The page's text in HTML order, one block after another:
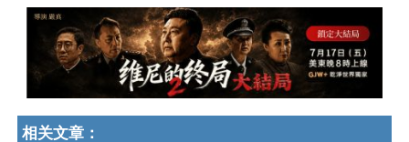
相关文章：